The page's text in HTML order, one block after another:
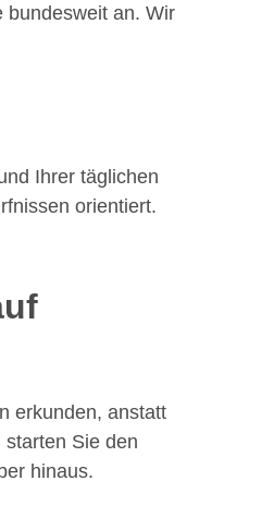
bundesweit an. Wir
Ihrer täglichen
orientiert.
erkunden, anstatt
Sie den
hinaus.